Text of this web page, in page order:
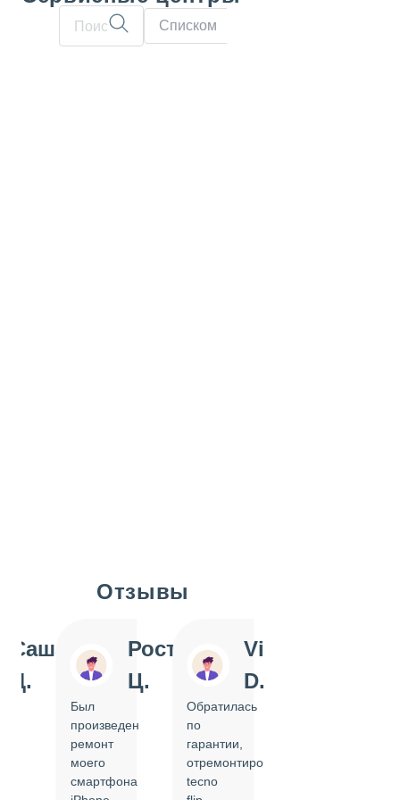
Списком
Отзывы
Саша
Д.
Ростислав
Ц.
Был
произведен
ремонт
моего
смартфона
Vi
D.
Обратилась
по
гарантии,
отремонтировать
tecno